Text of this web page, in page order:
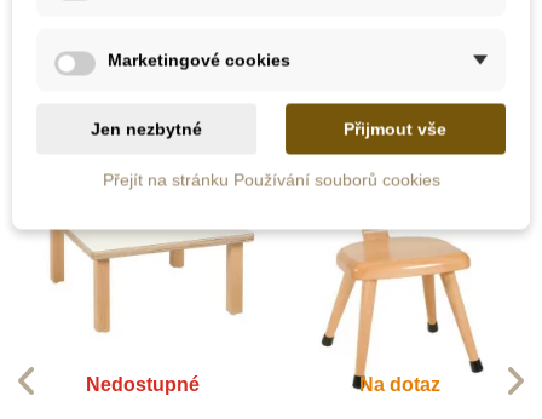
kategorii:
Nedostupné Na dotaz
Marketingové cookies
Jen nezbytné Přijmout vše
Přejít na stránku Používání souborů cookies